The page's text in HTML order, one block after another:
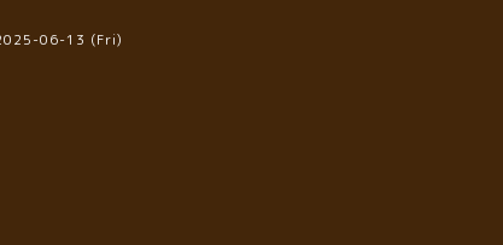
06-13 (Fri)